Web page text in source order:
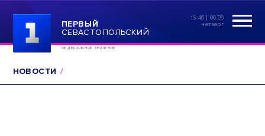
ПЕРВЫЙ
СЕВАСТОПОЛЬСКИЙ
ФЕДЕРАЛЬНОЕ ЗНАЧЕНИЕ
13:46 | 06.26
четверг
НОВОСТИ